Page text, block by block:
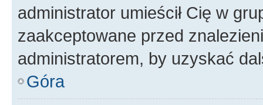
administrator umieścił Cię w
zaakceptowane przed
administratorem, by uzyskać
Góra